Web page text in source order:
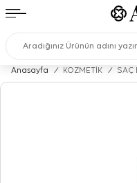
Anasayfa / KOZMETİK / SAÇ